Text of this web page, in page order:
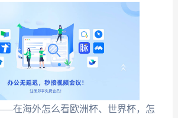
在海外怎么看欧洲杯、世界杯，怎